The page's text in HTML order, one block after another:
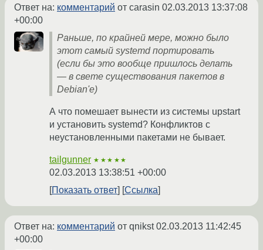
Ответ на: комментарий от carasin 02.03.2013 13:37:08
+00:00
Раньше, по крайней мере, можно было
этот самый systemd портировать
(если бы это вообще пришлось делать
— в свете существования пакетов в
Debian'е)
А что помешает вынести из системы upstart
и установить systemd? Конфликтов с
неустановленными пакетами не бывает.
tailgunner ★★★★★
02.03.2013 13:38:51 +00:00
Показать ответ
Ссылка
Ответ на: комментарий от qnikst02.03.2013 11:42:45
+00:00